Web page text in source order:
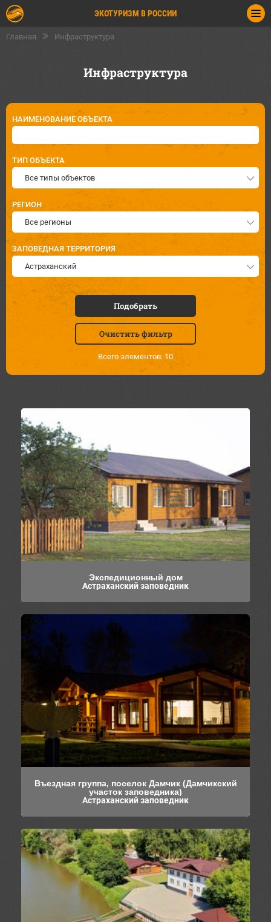
ЭКОТУРИЗМ В РОССИИ
Главная Инфраструктура
Инфраструктура
НАИМЕНОВАНИЕ ОБЪЕКТА
ТИП ОБЪЕКТА
Все типы объектов
РЕГИОН
Все регионы
ЗАПОВЕДНАЯ ТЕРРИТОРИЯ
Астраханский
Подобрать
Очистить фильтр
Всего элементов: 10
Экспедиционный дом
Астраханский заповедник
Въездная группа, поселок Дамчик (Дамчикский
участок заповедника)
Астраханский заповедник